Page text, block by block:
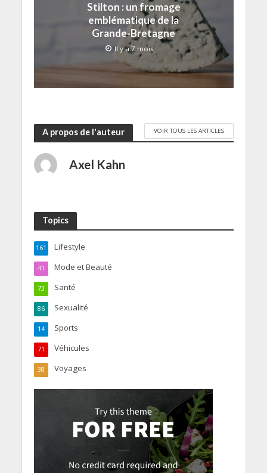
Stilton : un fromage
emblématique de la
Grande-Bretagne
Il y a 7 mois
A propos de l'auteur VOIR TOUS LES ARTICLES
Axel Kahn
Topics
Lifestyle
161
Mode et Beauté
41
Santé
73
Sexualité
86
Sports
14
Véhicules
71
Voyages
38